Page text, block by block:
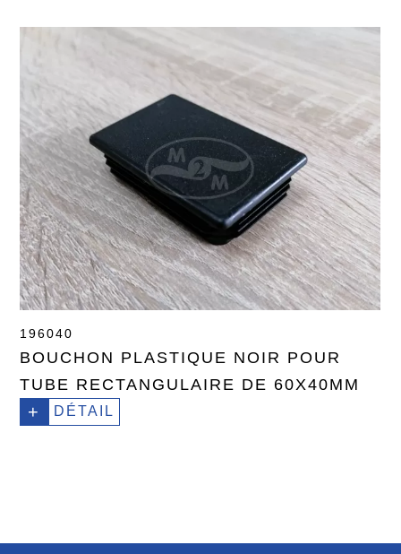
196040
BOUCHON PLASTIQUE NOIR POUR
TUBE RECTANGULAIRE DE 60X40MM
+ DÉTAIL